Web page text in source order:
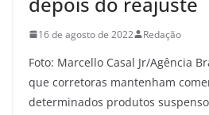
16 de agosto de 2022 Redação
Foto: Marcello Casal Jr/Agência
que corretoras mantenham
determinados produtos